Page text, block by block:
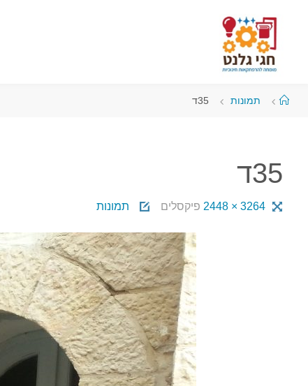
תמונות 35ד
35ד
3264 × 2448 פיקסלים תמונות